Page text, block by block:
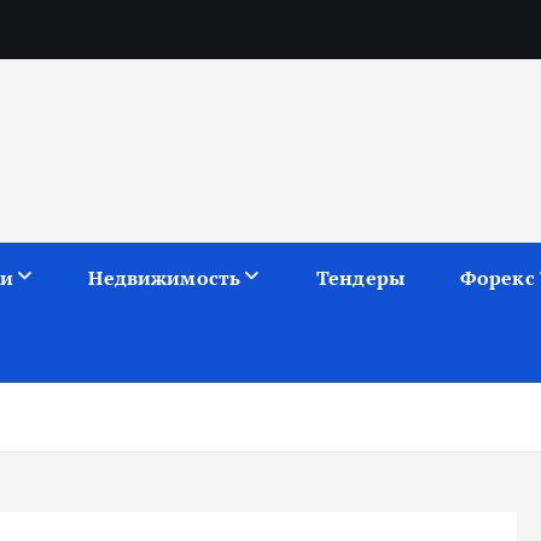
Недвижимость Тендеры Форекс